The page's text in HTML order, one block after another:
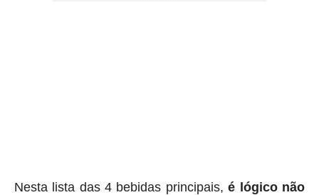
Nesta lista das 4 bebidas principais,é lógico não